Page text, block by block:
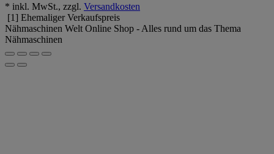
* inkl. MwSt., zzgl. Versandkosten
[1] Ehemaliger Verkaufspreis
Nähmaschinen Welt Online Shop - Alles rund um das Thema
Nähmaschinen